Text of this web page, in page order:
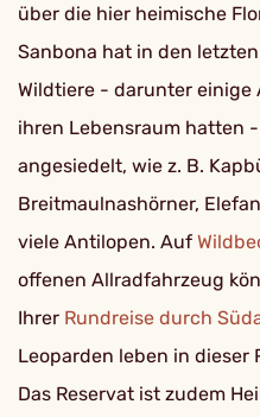
über die hier heimische
Sanbona hat in den
Wildtiere - darunter
ihren Lebensraum hatten
angesiedelt, wie z. B.
Breitmaulnashörner,
viele Antilopen. Auf
offenen Allradfahrzeug
Ihrer Rundreise durch
Leoparden leben in dieser
Das Reservat ist zudem